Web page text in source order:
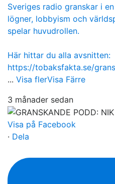
Sveriges radio granskar i
lögner, lobbyism och
spelar huvudrollen.
Här hittar du alla avsnitten:
https://tobaksfakta.se/
... Visa flerVisa Färre
3 månader sedan
Visa på Facebook
· Dela